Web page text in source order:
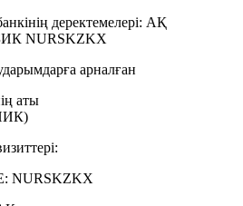
деректемелері: АҚ
NURSKZKX
арналған
аты
NURSKZKX